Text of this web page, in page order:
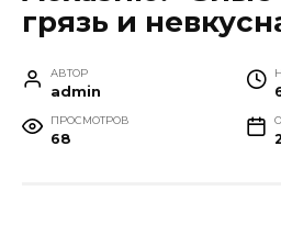
грязь и
АВТОР
admin
ПРОСМОТРОВ
68